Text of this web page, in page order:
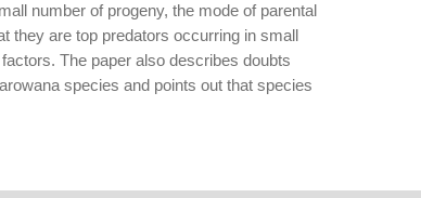
number of progeny, the mode of parental
they are top predators occurring in small
The paper also descri­bes doubts
species and points out that species